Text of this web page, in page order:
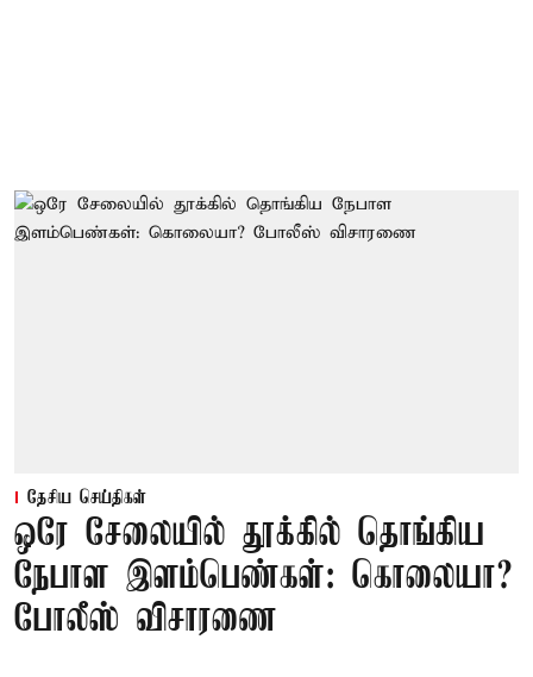
தேசிய செய்திகள்
ஒரே சேலையில் தூக்கில் தொங்கிய
நேபாள இளம்பெண்கள்: கொலையா?
போலீஸ் விசாரணை